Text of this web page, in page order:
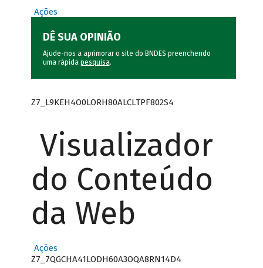
Ações
DÊ SUA OPINIÃO
Ajude-nos a aprimorar o site do BNDES preenchendo
uma rápida pesquisa.
Z7_L9KEH4O0LORH80ALCLTPF802S4
Visualizador
do Conteúdo
da Web
Ações
Z7_7QGCHA41LODH60A3OQA8RN14D4